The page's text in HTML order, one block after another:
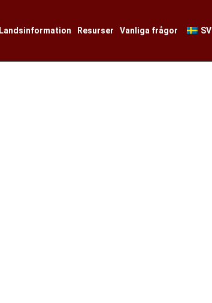
Landsinformation Resurser Vanliga frågor SV